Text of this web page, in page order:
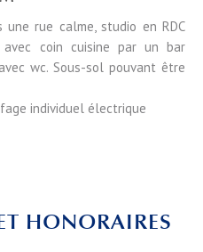
rue calme, studio en RDC
coin cuisine par un bar
wc. Sous-sol pouvant être
individuel électrique
HONORAIRES